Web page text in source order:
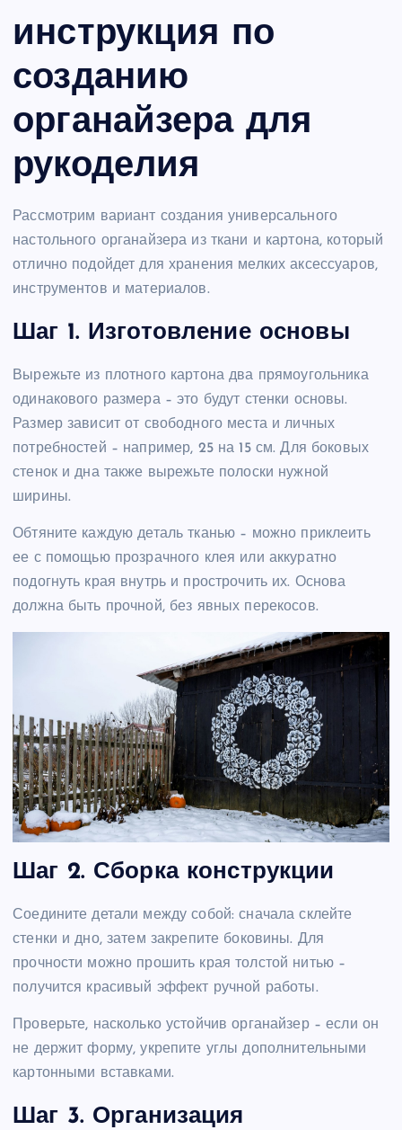
инструкция по
созданию
органайзера для
рукоделия
Рассмотрим вариант создания универсального
настольного органайзера из ткани и картона, который
отлично подойдет для хранения мелких аксессуаров,
инструментов и материалов.
Шаг 1. Изготовление основы
Вырежьте из плотного картона два прямоугольника
одинакового размера – это будут стенки основы.
Размер зависит от свободного места и личных
потребностей – например, 25 на 15 см. Для боковых
стенок и дна также вырежьте полоски нужной
ширины.
Обтяните каждую деталь тканью – можно приклеить
ее с помощью прозрачного клея или аккуратно
подогнуть края внутрь и прострочить их. Основа
должна быть прочной, без явных перекосов.
Шаг 2. Сборка конструкции
Соедините детали между собой: сначала склейте
стенки и дно, затем закрепите боковины. Для
прочности можно прошить края толстой нитью –
получится красивый эффект ручной работы.
Проверьте, насколько устойчив органайзер – если он
не держит форму, укрепите углы дополнительными
картонными вставками.
Шаг 3. Организация